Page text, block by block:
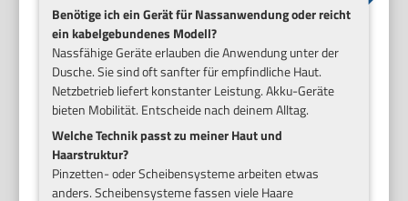
Benötige ich ein Gerät für Nassanwendung oder reicht
ein kabelgebundenes Modell?
Nassfähige Geräte erlauben die Anwendung unter der
Dusche. Sie sind oft sanfter für empfindliche Haut.
Netzbetrieb liefert konstanter Leistung. Akku-Geräte
bieten Mobilität. Entscheide nach deinem Alltag.
Welche Technik passt zu meiner Haut und
Haarstruktur?
Pinzetten- oder Scheibensysteme arbeiten etwas
anders. Scheibensysteme fassen viele Haare